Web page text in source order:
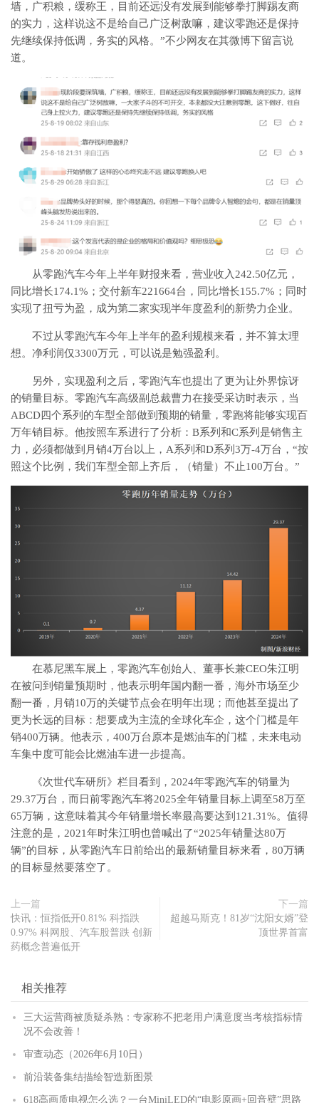
墙，广积粮，缓称王，目前还远没有发展到能够拳打脚踢友商
的实力，这样说这不是给自己广泛树敌嘛，建议零跑还是保持
先继续保持低调，务实的风格。”不少网友在其微博下留言说
道。
从零跑汽车今年上半年财报来看，营业收入242.50亿元，
同比增长174.1%；交付新车221664台，同比增长155.7%；同时
实现了扭亏为盈，成为第二家实现半年度盈利的新势力企业。
不过从零跑汽车今年上半年的盈利规模来看，并不算太理
想。净利润仅3300万元，可以说是勉强盈利。
另外，实现盈利之后，零跑汽车也提出了更为让外界惊讶
的销量目标。零跑汽车高级副总裁曹力在接受采访时表示，当
ABCD四个系列的车型全部做到预期的销量，零跑将能够实现百
万年销目标。他按照车系进行了分析：B系列和C系列是销售主
力，必须都做到月销4万台以上，A系列和D系列3万-4万台，“按
照这个比例，我们车型全部上齐后，（销量）不止100万台。”
在慕尼黑车展上，零跑汽车创始人、董事长兼CEO朱江明
在被问到销量预期时，他表示明年国内翻一番，海外市场至少
翻一番，月销10万的关键节点会在明年出现；而他甚至提出了
更为长远的目标：想要成为主流的全球化车企，这个门槛是年
销400万辆。他表示，400万台原本是燃油车的门槛，未来电动
车集中度可能会比燃油车进一步提高。
《次世代车研所》栏目看到，2024年零跑汽车的销量为
29.37万台，而日前零跑汽车将2025全年销量目标上调至58万至
65万辆，这意味着其今年销量增长率最高要达到121.31%。值得
注意的是，2021年时朱江明也曾喊出了“2025年销量达80万
辆”的目标，从零跑汽车日前给出的最新销量目标来看，80万辆
的目标显然要落空了。
上一篇
快讯：恒指低开0.81% 科指跌
0.97% 科网股、汽车股普跌 创新
药概念普遍低开
下一篇
超越马斯克！81岁“沈阳女婿”登
顶世界首富
相关推荐
三大运营商被质疑杀熟：专家称不把老用户满意度当考核指标情
况不会改善！
审查动态（2026年6月10日）
前沿装备集结描绘智造新图景
618高画质电视怎么选？一台MiniLED的“电影原画+回音壁”思路